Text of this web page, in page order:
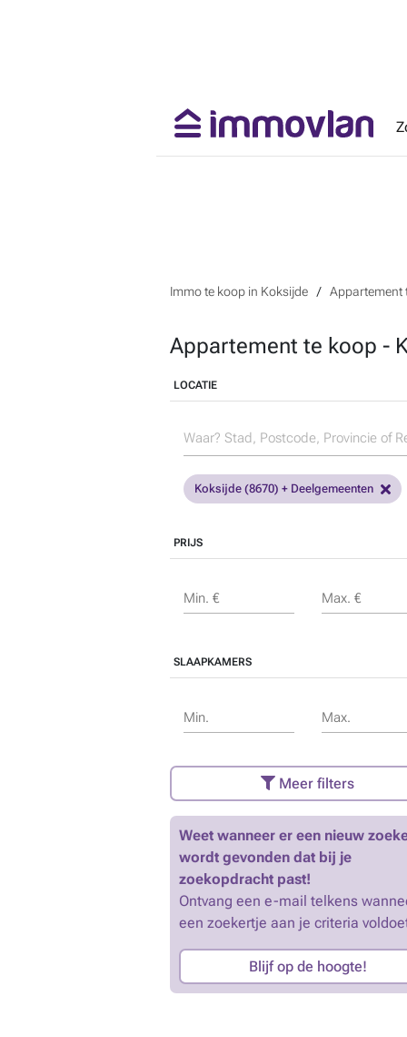
Immo te koop in Koksijde Appartement
Appartement te koop -
LOCATIE
Koksijde (8670) + Deelgemeenten
PRIJS
Min. € Max. €
SLAAPKAMERS
Min. Max.
Meer filters
Weet wanneer er een nieuw
wordt gevonden dat bij je
zoekopdracht past!
Ontvang een e-mail telkens
een zoekertje aan je criteria
Blijf op de hoogte!